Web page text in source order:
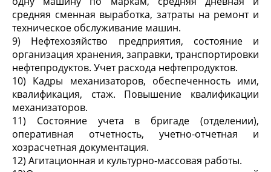
средняя сменная выработка, затраты на ремонт и
техническое обслуживание машин.
9) Нефтехозяйство предприятия, состояние и
организация хранения, заправки, транспортировки
нефтепродуктов. Учет расхода нефтепродуктов.
10) Кадры механизаторов, обеспеченность ими,
квалификация, стаж. Повышение квалификации
механизаторов.
11) Состояние учета в бригаде (отделении),
оперативная отчетность, учетно-отчетная и
хозрасчетная документация.
12) Агитационная и культурно-массовая работы.